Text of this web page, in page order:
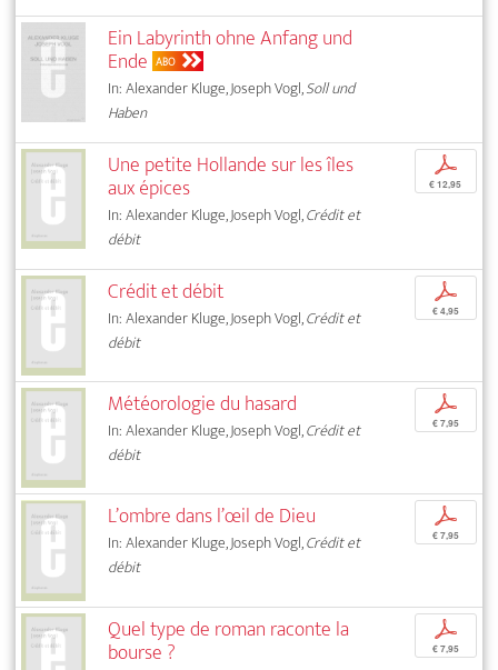
Ein Labyrinth ohne Anfang und
Ende ABO
In: Alexander Kluge, Joseph Vogl,Soll und
Haben
Une petite Hollande sur les îles
aux épices
In: Alexander Kluge, Joseph Vogl,Crédit et
débit
p
€ 12,95
Crédit et débit
In: Alexander Kluge, Joseph Vogl,Crédit et
débit
p
€ 4,95
Météorologie du hasard
In: Alexander Kluge, Joseph Vogl,Crédit et
débit
p
€ 7,95
L’ombre dans l’œil de Dieu
In: Alexander Kluge, Joseph Vogl,Crédit et
débit
p
€ 7,95
Quel type de roman raconte la
bourse ?
p
€ 7,95